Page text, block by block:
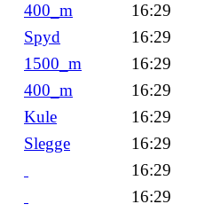
400_m
16:29
Spyd
16:29
1500_m
16:29
400_m
16:29
Kule
16:29
Slegge
16:29
16:29
16:29